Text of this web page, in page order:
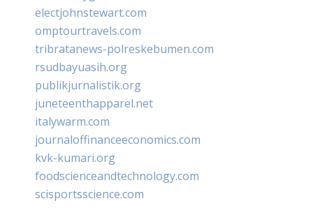
electjohnstewart.com
omptourtravels.com
tribratanews-polreskebumen.com
rsudbayuasih.org
publikjurnalistik.org
juneteenthapparel.net
italywarm.com
journaloffinanceeconomics.com
kvk-kumari.org
foodscienceandtechnology.com
scisportsscience.com